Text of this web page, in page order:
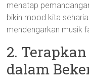
menatap
bikin mood kita
mendengarkan musik
2. Terapkan
dalam